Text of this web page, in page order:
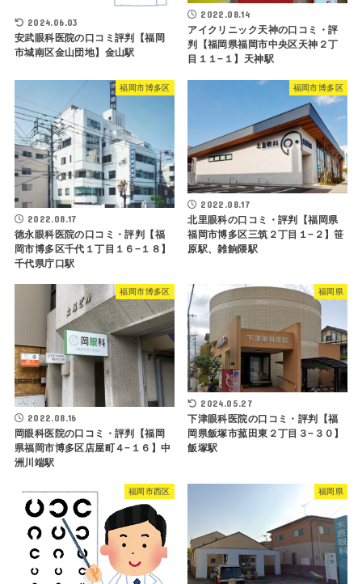
2024.06.03
安武眼科医院の口コミ評判【福岡
市城南区金山団地】金山駅
2022.08.14
アイクリニック天神の口コミ・評
判【福岡県福岡市中央区天神２丁
目１１−１】天神駅
福岡市博多区
2022.08.17
徳永眼科医院の口コミ・評判【福
岡市博多区千代１丁目１６−１８】
千代県庁口駅
福岡市博多区
2022.08.17
北里眼科の口コミ・評判【福岡県
福岡市博多区三筑２丁目１−２】笹
原駅、雑餉隈駅
福岡市博多区
2022.08.16
岡眼科医院の口コミ・評判【福岡
県福岡市博多区店屋町４−１６】中
洲川端駅
福岡県
2024.05.27
下津眼科医院の口コミ・評判【福
岡県飯塚市菰田東２丁目３−３０】
飯塚駅
福岡市西区 福岡県